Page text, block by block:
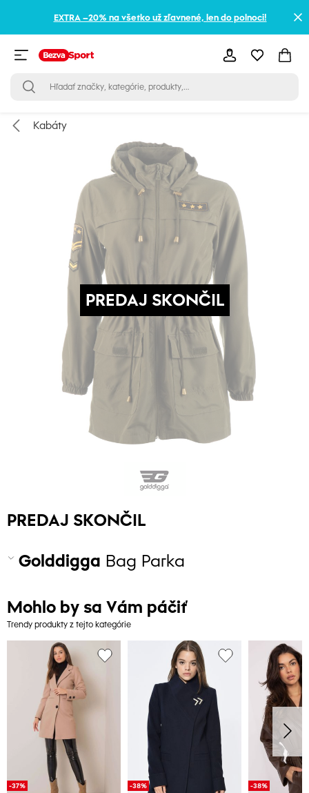
EXTRA –20% na všetko už zľavnené, len do polnoci!
Kabáty
PREDAJ SKONČIL
PREDAJ SKONČIL
Golddigga Bag Parka
Mohlo by sa Vám páčiť
Trendy produkty z tejto kategórie
-37%
-38%
-38%